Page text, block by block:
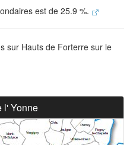
est de 25.9 %.
sur Hauts de Forterre sur le
l' Yonne